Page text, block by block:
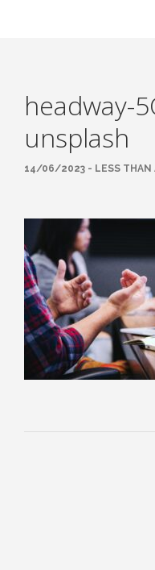
ACCESO A PLATAFORMAS
CAMPUS VIRTUAL FPE
headway-
unsplash
14/06/2023 - LESS THAN